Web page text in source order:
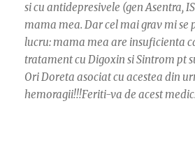
si cu antidepresivele (gen Asentra,
mama mea. Dar cel mai grav mi
lucru: mama mea are insuficienta
tratament cu Digoxin si Sintrom pt
Ori Doreta asociat cu acestea din
hemoragii!!!Feriti-va de acest